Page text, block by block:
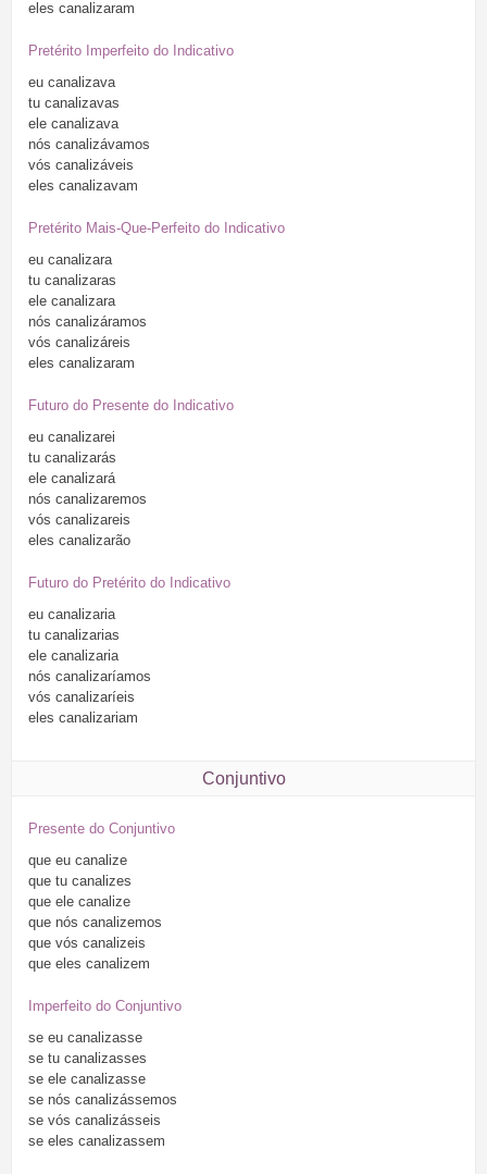
eles canalizaram
Pretérito Imperfeito do Indicativo
eu canalizava
tu canalizavas
ele canalizava
nós canalizávamos
vós canalizáveis
eles canalizavam
Pretérito Mais-Que-Perfeito do Indicativo
eu canalizara
tu canalizaras
ele canalizara
nós canalizáramos
vós canalizáreis
eles canalizaram
Futuro do Presente do Indicativo
eu canalizarei
tu canalizarás
ele canalizará
nós canalizaremos
vós canalizareis
eles canalizarão
Futuro do Pretérito do Indicativo
eu canalizaria
tu canalizarias
ele canalizaria
nós canalizaríamos
vós canalizaríeis
eles canalizariam
Conjuntivo
Presente do Conjuntivo
que eu canalize
que tu canalizes
que ele canalize
que nós canalizemos
que vós canalizeis
que eles canalizem
Imperfeito do Conjuntivo
se eu canalizasse
se tu canalizasses
se ele canalizasse
se nós canalizássemos
se vós canalizásseis
se eles canalizassem